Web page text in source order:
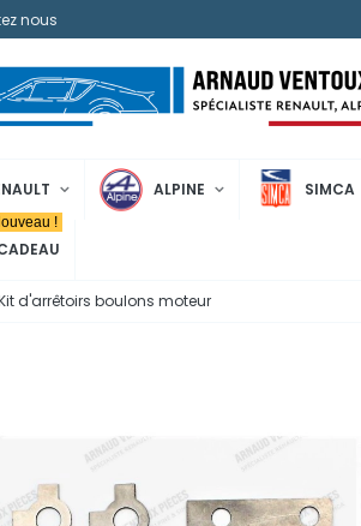
nous
ALPINE SIMCA
!
d'arrêtoirs boulons moteur